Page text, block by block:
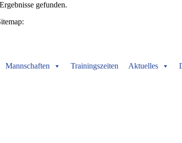
gefunden.
Mannschaften Trainingszeiten Aktuelles